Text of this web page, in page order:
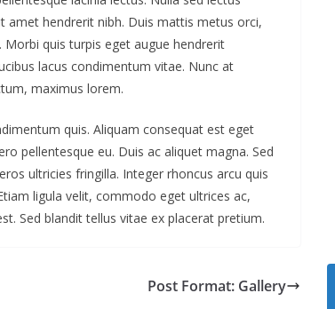
amet hendrerit nibh. Duis mattis metus orci,
quis turpis eget augue hendrerit
lacus condimentum vitae. Nunc at
maximus lorem.
quis. Aliquam consequat est eget
pellentesque eu. Duis ac aliquet magna. Sed
ultricies fringilla. Integer rhoncus arcu quis
ligula velit, commodo eget ultrices ac,
Sed blandit tellus vitae ex placerat pretium.
Post Format: Gallery